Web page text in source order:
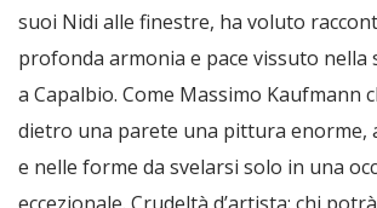
suoi Nidi alle finestre, ha voluto
profonda armonia e pace vissuto nella
a Capalbio. Come Massimo Kaufmann
dietro una parete una pittura enorme,
e nelle forme da svelarsi solo in una